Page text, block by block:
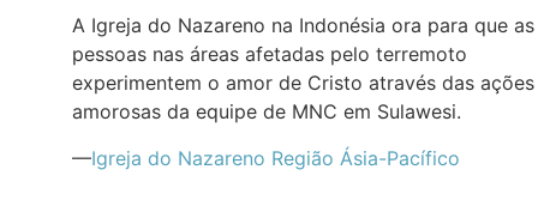
A Igreja do Nazareno na Indonésia ora para que as
pessoas nas áreas afetadas pelo terremoto
experimentem o amor de Cristo através das ações
amorosas da equipe de MNC em Sulawesi.
—Igreja do Nazareno Região Ásia-Pacífico